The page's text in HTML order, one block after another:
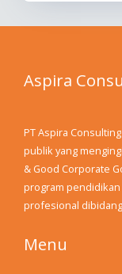
Aspira
PT Aspira
publik yang
& Good Corporate
program
profesional
Menu